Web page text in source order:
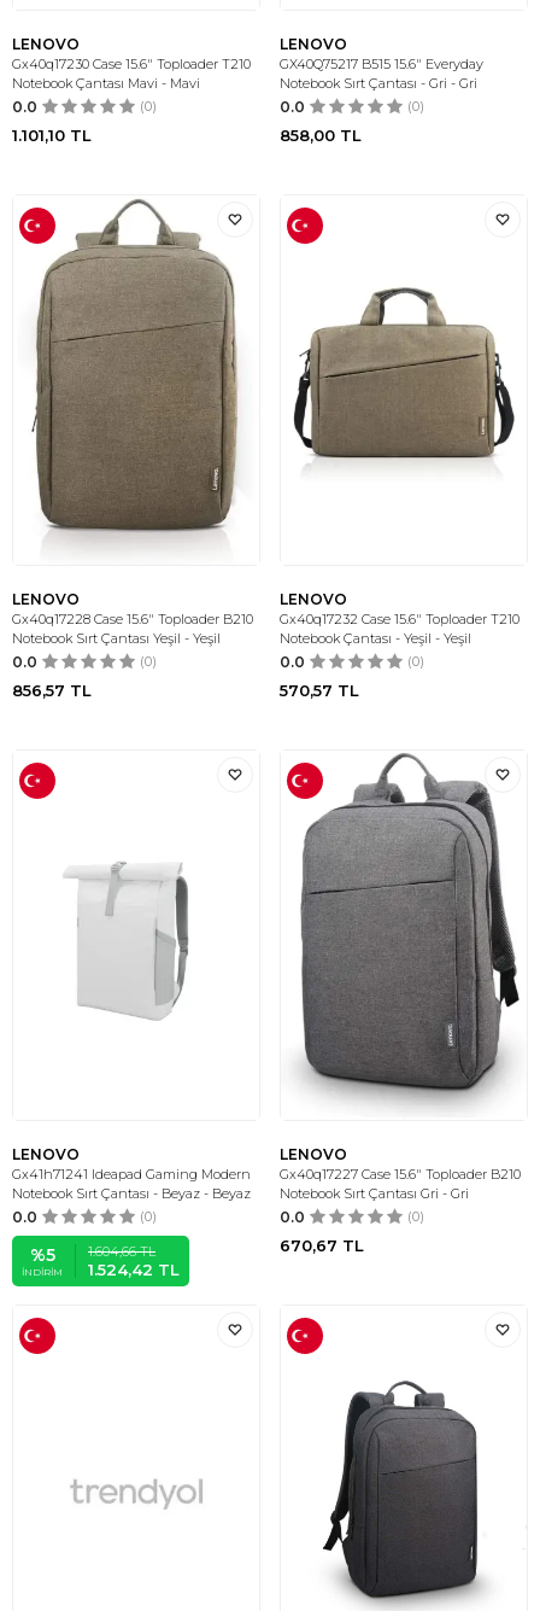
LENOVO
Gx40q17230 Case 15.6" Toploader T210
Notebook Çantası Mavi - Mavi
0.0 (0)
1.101,10 TL
LENOVO
GX40Q75217 B515 15.6" Everyday
Notebook Sırt Çantası - Gri - Gri
0.0 (0)
858,00 TL
LENOVO
Gx40q17228 Case 15.6" Toploader B210
Notebook Sırt Çantası Yeşil - Yeşil
0.0 (0)
856,57 TL
LENOVO
Gx40q17232 Case 15.6" Toploader T210
Notebook Çantası - Yeşil - Yeşil
0.0 (0)
570,57 TL
LENOVO
Gx41h71241 Ideapad Gaming Modern
Notebook Sırt Çantası - Beyaz - Beyaz
0.0 (0)
%5
İNDIRIM
1.604,66TL
1.524,42 TL
LENOVO
Gx40q17227 Case 15.6" Toploader B210
Notebook Sırt Çantası Gri - Gri
0.0 (0)
670,67 TL